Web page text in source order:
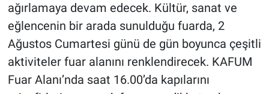
ağırlamaya devam edecek. Kültür, sanat ve
eğlencenin bir arada sunulduğu fuarda, 2
Ağustos Cumartesi günü de gün boyunca çeşitli
aktiviteler fuar alanını renklendirecek. KAFUM
Fuar Alanı’nda saat 16.00’da kapılarını
BİLİM VE TEKNOLOJİ
Güvenlik